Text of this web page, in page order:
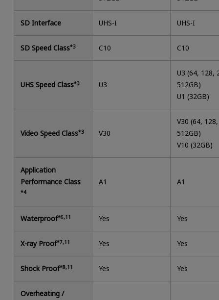
SD Interface UHS-I UHS-I
SD Speed Class*3 C10 C10
UHS Speed Class*3 U3
U3 (64, 128,
512GB)
U1 (32GB)
Video Speed Class*3 V30
V30 (64,
512GB)
V10 (32GB)
Application
Performance Class
*4
A1 A1
Waterproof*6,11 Yes Yes
X-ray Proof*7,11 Yes Yes
Shock Proof*8,11 Yes Yes
Overheating /